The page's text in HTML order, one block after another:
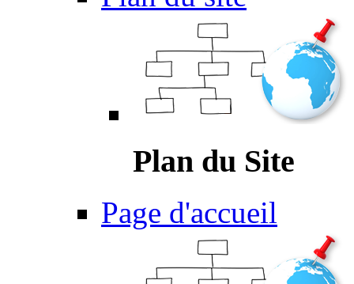
Plan du Site
Page d'accueil